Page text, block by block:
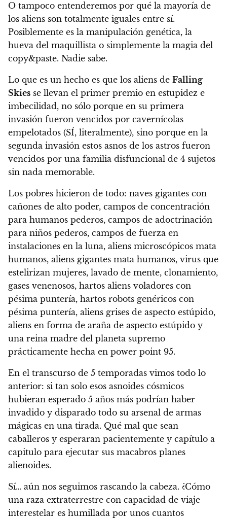
O tampoco entenderemos por qué la mayoría de
los aliens son totalmente iguales entre sí.
Posiblemente es la manipulación genética, la
hueva del maquillista o simplemente la magia del
copy&paste. Nadie sabe.
Lo que es un hecho es que los aliens de Falling
Skies se llevan el primer premio en estupidez e
imbecilidad, no sólo porque en su primera
invasión fueron vencidos por cavernícolas
empelotados (SÍ, literalmente), sino porque en la
segunda invasión estos asnos de los astros fueron
vencidos por una familia disfuncional de 4 sujetos
sin nada memorable.
Los pobres hicieron de todo: naves gigantes con
cañones de alto poder, campos de concentración
para humanos pederos, campos de adoctrinación
para niños pederos, campos de fuerza en
instalaciones en la luna, aliens microscópicos mata
humanos, aliens gigantes mata humanos, virus que
estelirizan mujeres, lavado de mente, clonamiento,
gases venenosos, hartos aliens voladores con
pésima puntería, hartos robots genéricos con
pésima puntería, aliens grises de aspecto estúpido,
aliens en forma de araña de aspecto estúpido y
una reina madre del planeta supremo
prácticamente hecha en power point 95.
En el transcurso de 5 temporadas vimos todo lo
anterior: si tan solo esos asnoides cósmicos
hubieran esperado 5 años más podrían haber
invadido y disparado todo su arsenal de armas
mágicas en una tirada. Qué mal que sean
caballeros y esperaran pacientemente y capítulo a
capitulo para ejecutar sus macabros planes
alienoides.
Sí… aún nos seguimos rascando la cabeza. ¿Cómo
una raza extraterrestre con capacidad de viaje
interestelar es humillada por unos cuantos